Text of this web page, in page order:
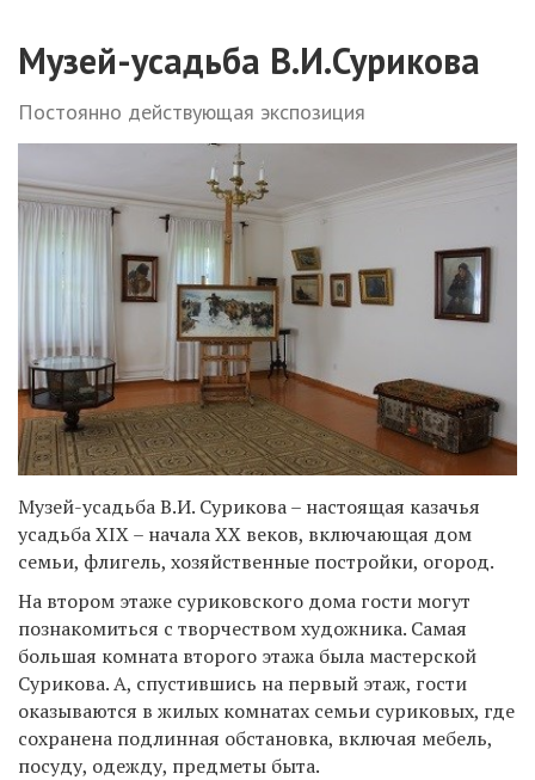
Музей-усадьба В.И.Сурикова
Постоянно действующая экспозиция
Музей-усадьба В.И. Сурикова – настоящая казачья
усадьба XIX – начала XX веков, включающая дом
семьи, флигель, хозяйственные постройки, огород.
На втором этаже суриковского дома гости могут
познакомиться с творчеством художника. Самая
большая комната второго этажа была мастерской
Сурикова. А, спустившись на первый этаж, гости
оказываются в жилых комнатах семьи суриковых, где
сохранена подлинная обстановка, включая мебель,
посуду, одежду, предметы быта.